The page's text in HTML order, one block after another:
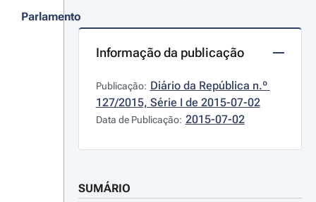
Parlamento
Informação da publicação
Publicação: Diário da República n.º
127/2015, Série I de 2015-07-02
Data de Publicação: 2015-07-02
SUMÁRIO